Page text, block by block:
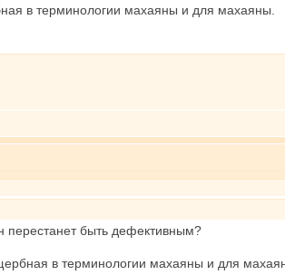
в терминологии махаяны и для махаяны.
перестанет быть дефективным?
в терминологии махаяны и для